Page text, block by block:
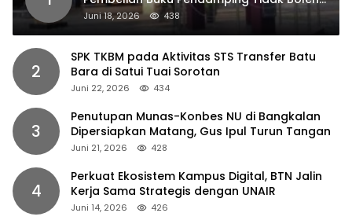
Dipaksakan
Juni 18, 2026 438
2
SPK TKBM pada Aktivitas STS Transfer Batu
Bara di Satui Tuai Sorotan
Juni 22, 2026 434
3
Penutupan Munas-Konbes NU di Bangkalan
Dipersiapkan Matang, Gus Ipul Turun Tangan
Juni 21, 2026 428
4
Perkuat Ekosistem Kampus Digital, BTN Jalin
Kerja Sama Strategis dengan UNAIR
Juni 14, 2026 426